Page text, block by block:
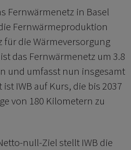
Fernwärmenetz in Basel
Fernwärmeproduktion
für die Wärmeversorgung
das Fernwärmenetz um 3.8
und umfasst nun insgesamt
IWB auf Kurs, die bis 2037
von 180 Kilometern zu
null-Ziel stellt IWB die